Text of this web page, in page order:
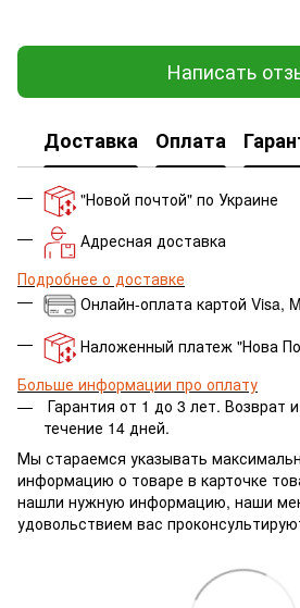
Написать
Доставка Оплата
"Новой почтой" по Украине
Адресная доставка
Подробнее о доставке
Онлайн-оплата картой Visa,
Наложенный платеж "Нова
Больше информации про оплату
Гарантия от 1 до 3 лет. Возврат
течение 14 дней.
Мы стараемся указывать
информацию о товаре в карточке
нашли нужную информацию, наши
удовольствием вас